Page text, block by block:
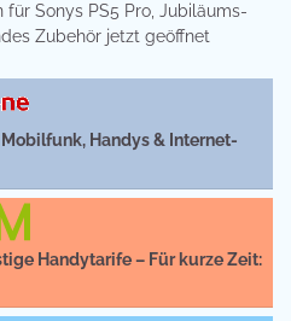
Sonys PS5 Pro, Jubiläums-
Zubehör jetzt geöffnet
Handys & Internet-
Handytarife – Für kurze Zeit: